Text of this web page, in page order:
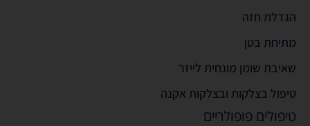
הגדלת חזה
מתיחת בטן
שאיבת שומן מונחית לייזר
טיפול בצלקות ובצלקות אקנה
טיפולים פופולריים